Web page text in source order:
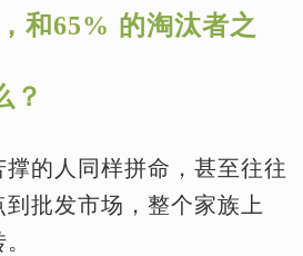
和65% 的淘汰者之
？
的人同样拼命，甚至往往
批发市场，整个家族上